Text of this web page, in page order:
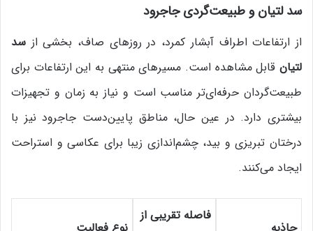
سد لتیان و طبیعت‌گردی جاجرود
از ارتفاعات اطراف آبشار کمرد، در روزهای صاف، بخشی از سد
لتیان قابل مشاهده است. مسیرهای منتهی به این ارتفاعات برای
طبیعت‌گردان حرفه‌ای‌تر مناسب است و نیاز به زمان و تجهیزات
بیشتری دارد. در عین حال، مناطق پایین‌دست جاجرود نیز با
درختان تبریزی و بید، چشم‌اندازی زیبا برای عکاسی و استراحت
ایجاد می‌کنند.
فاصله تقریبی از